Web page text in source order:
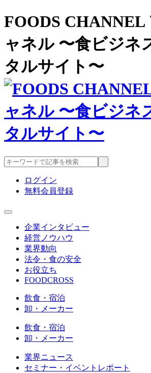
FOODS CHANNEL
ャネル 〜食ビジネ
タルサイト〜
ログイン
無料会員登録
企業インタビュー
経営ノウハウ
業界動向
法令・食の安全
お役立ち
FOODCROSS
飲食・宿泊
卸・メーカー
飲食・宿泊
卸・メーカー
業界ニュース
セミナー・イベントレポート